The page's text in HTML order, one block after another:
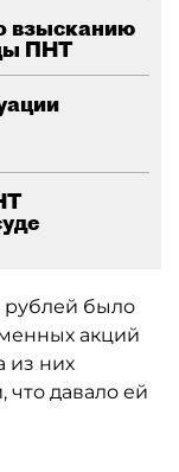
взысканию
ПНТ
рублей было
акций
из них
давало ей